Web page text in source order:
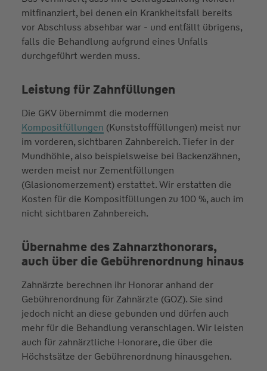
mitfinanziert, bei denen ein Krankheitsfall bereits
vor Abschluss absehbar war - und entfällt übrigens,
falls die Behandlung aufgrund eines Unfalls
durchgeführt werden muss.
Leistung für Zahnfüllungen
Die GKV übernimmt die modernen
Kompositfüllungen (Kunststofffüllungen) meist nur
im vorderen, sichtbaren Zahnbereich. Tiefer in der
Mundhöhle, also beispielsweise bei Backenzähnen,
werden meist nur Zementfüllungen
(Glasionomerzement) erstattet. Wir erstatten die
Kosten für die Kompositfüllungen zu 100 %, auch im
nicht sichtbaren Zahnbereich.
Übernahme des Zahnarzthonorars,
auch über die Gebührenordnung hinaus
Zahnärzte berechnen ihr Honorar anhand der
Gebührenordnung für Zahnärzte (GOZ). Sie sind
jedoch nicht an diese gebunden und dürfen auch
mehr für die Behandlung veranschlagen. Wir leisten
auch für zahnärztliche Honorare, die über die
Höchstsätze der Gebührenordnung hinausgehen.